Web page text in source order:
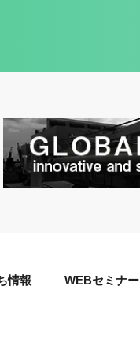
情報 WEBセミナー